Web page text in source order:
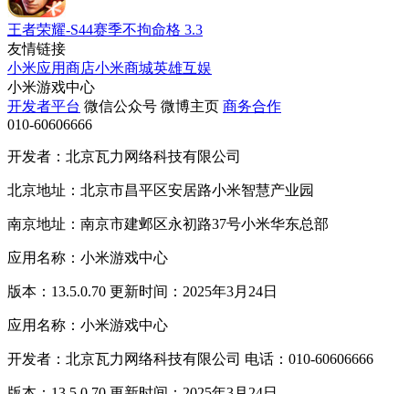
王者荣耀-S44赛季不拘命格 3.3
友情链接
小米应用商店小米商城英雄互娱
小米游戏中心
开发者平台 微信公众号 微博主页 商务合作
010-60606666
开发者：北京瓦力网络科技有限公司
北京地址：北京市昌平区安居路小米智慧产业园
南京地址：南京市建邺区永初路37号小米华东总部
应用名称：小米游戏中心
版本：13.5.0.70 更新时间：2025年3月24日
应用名称：小米游戏中心
开发者：北京瓦力网络科技有限公司 电话：010-60606666